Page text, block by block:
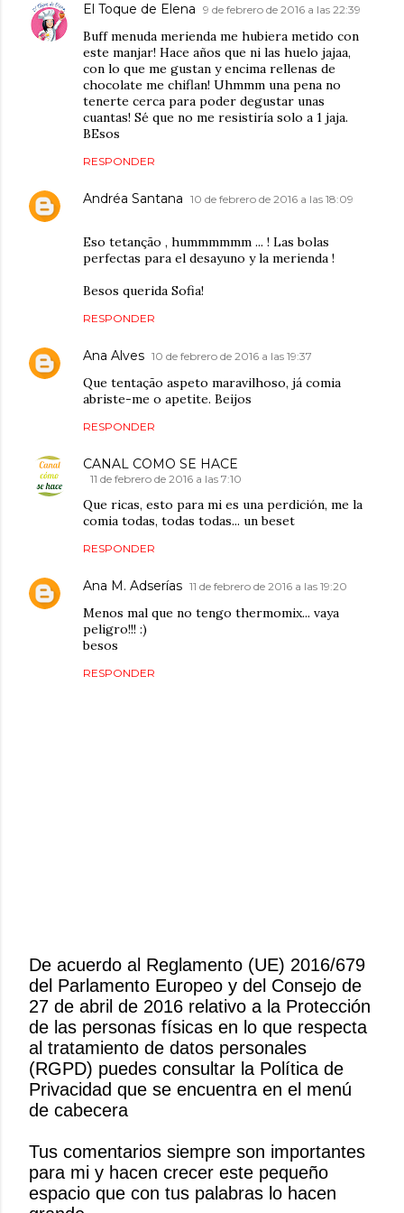
El Toque de Elena 9 de febrero de 2016 a las 22:39
Buff menuda merienda me hubiera metido con
este manjar! Hace años que ni las huelo jajaa,
con lo que me gustan y encima rellenas de
chocolate me chiflan! Uhmmm una pena no
tenerte cerca para poder degustar unas
cuantas! Sé que no me resistiría solo a 1 jaja.
BEsos
RESPONDER
Andréa Santana 10 de febrero de 2016 a las 18:09
Eso tetanção , hummmmmm ... ! Las bolas
perfectas para el desayuno y la merienda !
Besos querida Sofia!
RESPONDER
Ana Alves 10 de febrero de 2016 a las 19:37
Que tentação aspeto maravilhoso, já comia
abriste-me o apetite. Beijos
RESPONDER
CANAL COMO SE HACE
11 de febrero de 2016 a las 7:10
Que ricas, esto para mi es una perdición, me la
comia todas, todas todas... un beset
RESPONDER
Ana M. Adserías 11 de febrero de 2016 a las 19:20
Menos mal que no tengo thermomix... vaya
peligro!!! :)
besos
RESPONDER
P
u
b
l
i
c
a
u
n
c
De acuerdo al Reglamento (UE) 2016/679
del Parlamento Europeo y del Consejo de
27 de abril de 2016 relativo a la Protección
de las personas físicas en lo que respecta
al tratamiento de datos personales
(RGPD) puedes consultar la Política de
Privacidad que se encuentra en el menú
de cabecera
Tus comentarios siempre son importantes
para mi y hacen crecer este pequeño
espacio que con tus palabras lo hacen